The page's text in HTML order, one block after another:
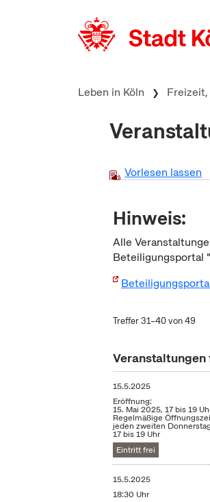
Leben in Köln
Vorlesen lassen
Hinweis:
Alle
Beteiligungsportal
Treffer 31–40 von 49
15.5.2025
Eröffnung:
15. Mai 2025, 17 bis 19
Regelmäßige
jeden zweiten
17 bis 19 Uhr
Eintritt frei
15.5.2025
18:30 Uhr